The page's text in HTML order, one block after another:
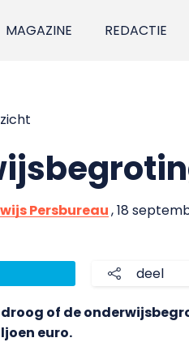
MAGAZINE REDACTIE
Persbureau, 18
deel
droog of de
euro.